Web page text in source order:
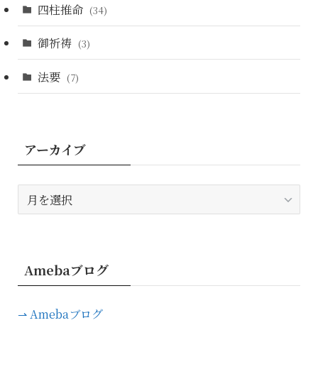
四柱推命 (34)
御祈祷 (3)
法要 (7)
アーカイブ
ー
ブAmebaブログ
⇀ Amebaブログ